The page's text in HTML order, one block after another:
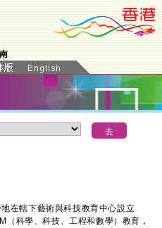
轄下藝術與科技教育中心設立
科學、科技、工程和數學）教育，